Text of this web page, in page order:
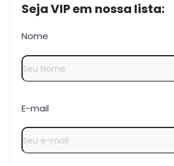
Seja VIP em nossa lista:
Nome
E-mail